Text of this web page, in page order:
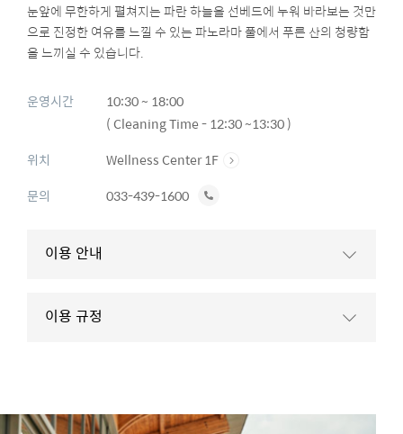
눈앞에 무한하게 펼쳐지는 파란 하늘을 선베드에 누워 바라보는 것만
으로 진정한 여유를 느낄 수 있는 파노라마 풀에서 푸른 산의 청량함
을 느끼실 수 있습니다.
운영시간
10:30 ~ 18:00
( Cleaning Time - 12:30 ~13:30 )
위치
Wellness Center 1F
문의
033-439-1600
전
이용 안내
이용 규정